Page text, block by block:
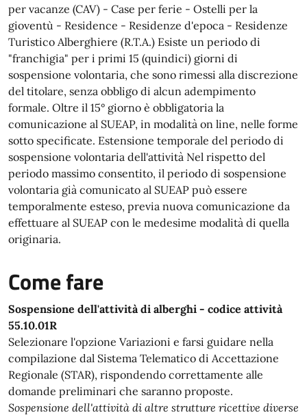
per vacanze (CAV) - Case per ferie - Ostelli per la
gioventù - Residence - Residenze d'epoca - Residenze
Turistico Alberghiere (R.T.A.) Esiste un periodo di
"franchigia" per i primi 15 (quindici) giorni di
sospensione volontaria, che sono rimessi alla discrezione
del titolare, senza obbligo di alcun adempimento
formale. Oltre il 15° giorno è obbligatoria la
comunicazione al SUEAP, in modalità on line, nelle forme
sotto specificate. Estensione temporale del periodo di
sospensione volontaria dell'attività Nel rispetto del
periodo massimo consentito, il periodo di sospensione
volontaria già comunicato al SUEAP può essere
temporalmente esteso, previa nuova comunicazione da
effettuare al SUEAP con le medesime modalità di quella
originaria.
Come fare
Sospensione dell'attività di alberghi - codice attività
55.10.01R
Selezionare l'opzione Variazioni e farsi guidare nella
compilazione dal Sistema Telematico di Accettazione
Regionale (STAR), rispondendo correttamente alle
domande preliminari che saranno proposte.
Sospensione dell'attività di altre strutture ricettive diverse